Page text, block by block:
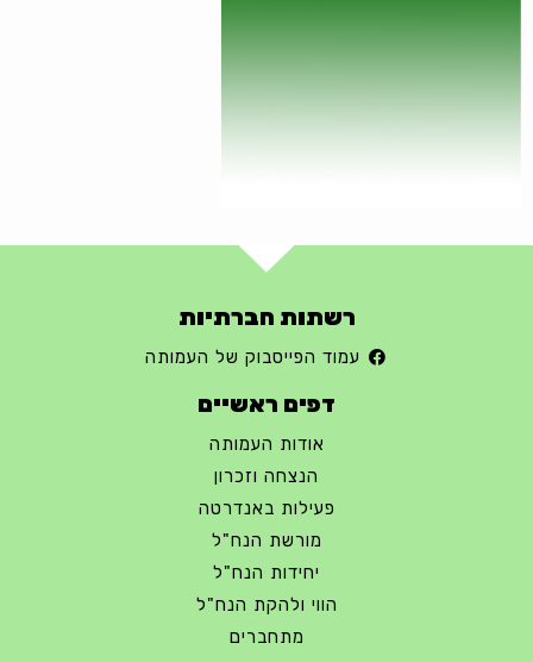
רשתות חברתיות
עמוד הפייסבוק של העמותה
דפים ראשיים
אודות העמותה
הנצחה וזכרון
פעילות באנדרטה
מורשת הנח"ל
יחידות הנח"ל
הווי ולהקת הנח"ל
מתחברים